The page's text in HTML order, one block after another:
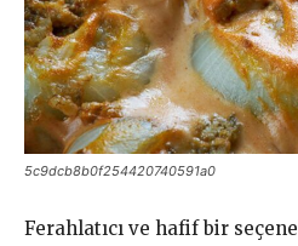
5c9dcb8b0f254420740591a0
Ferahlatıcı ve hafif bir